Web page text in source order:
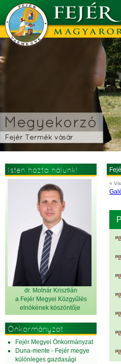
Isten hozta nálunk!
dr. Molnár Krisztián
a Fejér Megyei Közgyűlés
elnökének köszöntője
Önkormányzat
Fejér Megyei Önkormányzat
Duna-mente - Fejér megye
különleges gazdasági
«